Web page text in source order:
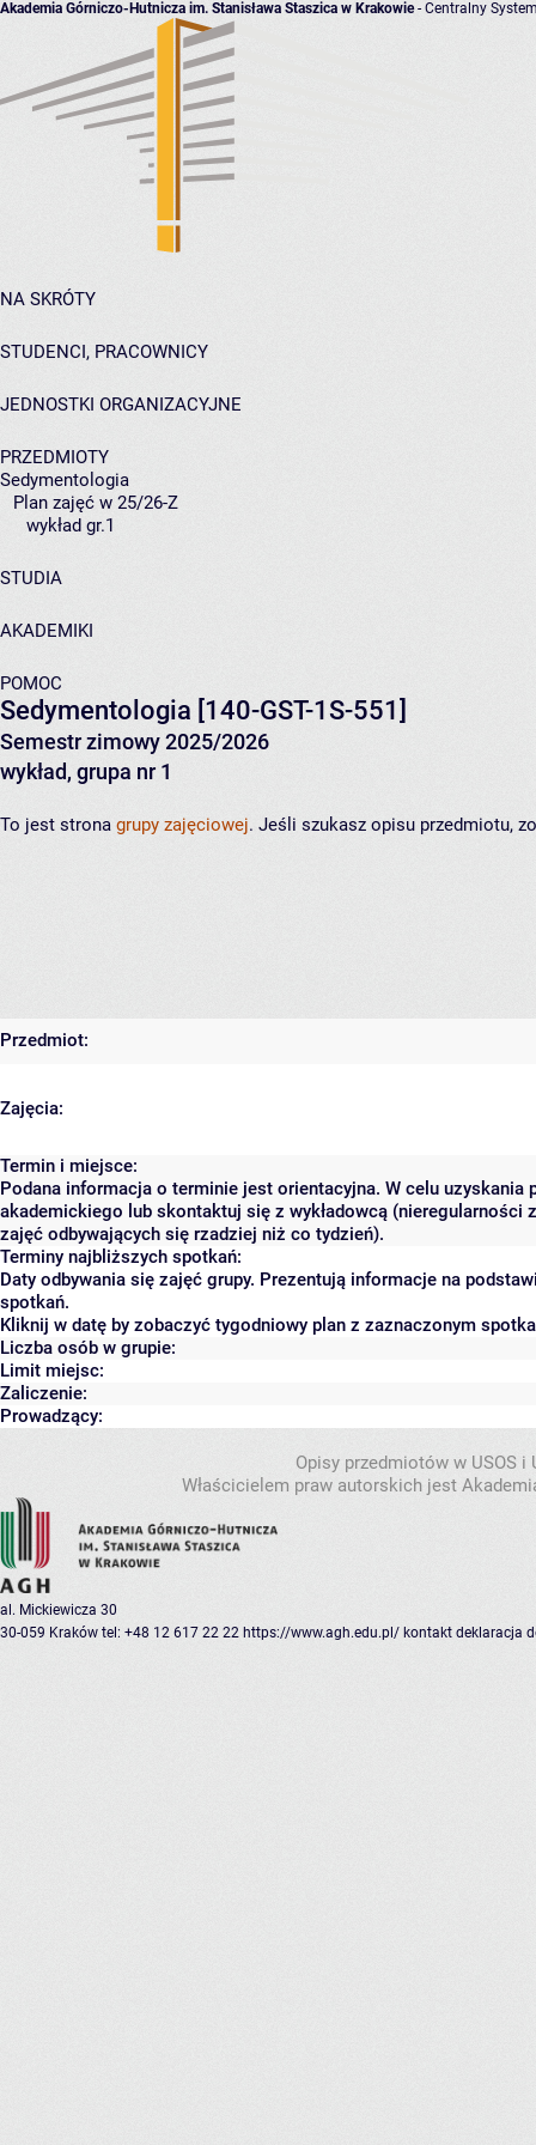
Akademia Górniczo-Hutnicza im. Stanisława Staszica w Krakowie- Centralny
NA SKRÓTY
STUDENCI, PRACOWNICY
JEDNOSTKI ORGANIZACYJNE
PRZEDMIOTY
Sedymentologia
Plan zajęć w 25/26-Z
wykład gr.1
STUDIA
AKADEMIKI
POMOC
Sedymentologia [140-GST-1S-551]
Semestr zimowy 2025/2026
wykład, grupa nr 1
To jest strona grupy zajęciowej. Jeśli szukasz opisu przedmiotu,
Przedmiot:
Zajęcia:
Termin i miejsce:
Podana informacja o terminie jest orientacyjna. W celu
akademickiego lub skontaktuj się z wykładowcą (nieregularności
zajęć odbywających się rzadziej niż co tydzień).
Terminy najbliższych spotkań:
Daty odbywania się zajęć grupy. Prezentują informacje na
spotkań.
Kliknij w datę by zobaczyć tygodniowy plan z zaznaczonym
Liczba osób w grupie:
Limit miejsc:
Zaliczenie:
Prowadzący:
Opisy przedmiotów w USOS
Właścicielem praw autorskich jest
al. Mickiewicza 30
30-059 Kraków tel: +48 12 617 22 22 https://www.agh.edu.pl/ kontakt deklaracja